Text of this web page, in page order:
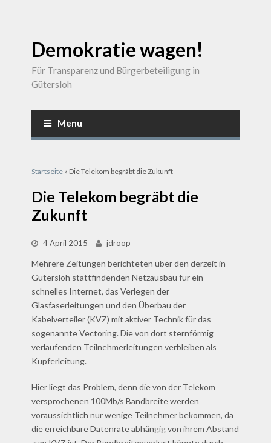
Demokratie wagen!
Für Transparenz und Bürgerbeteiligung in
Gütersloh
Menu
Sie sind hier
Startseite » Die Telekom begräbt die Zukunft
Die Telekom begräbt die
Zukunft
4 April 2015 jdroop
Mehrere Zeitungen berichteten über den derzeit in
Gütersloh stattfindenden Netzausbau für ein
schnelles Internet, das Verlegen der
Glasfaserleitungen und den Überbau der
Kabelverteiler (KVZ) mit aktiver Technik für das
sogenannte Vectoring. Die von dort sternförmig
verlaufenden Teilnehmerleitungen verbleiben als
Kupferleitung.
Hier liegt das Problem, denn die von der Telekom
versprochenen 100Mb/s Bandbreite werden
voraussichtlich nur wenige Teilnehmer bekommen, da
die erreichbare Datenrate abhängig von ihrem Abstand